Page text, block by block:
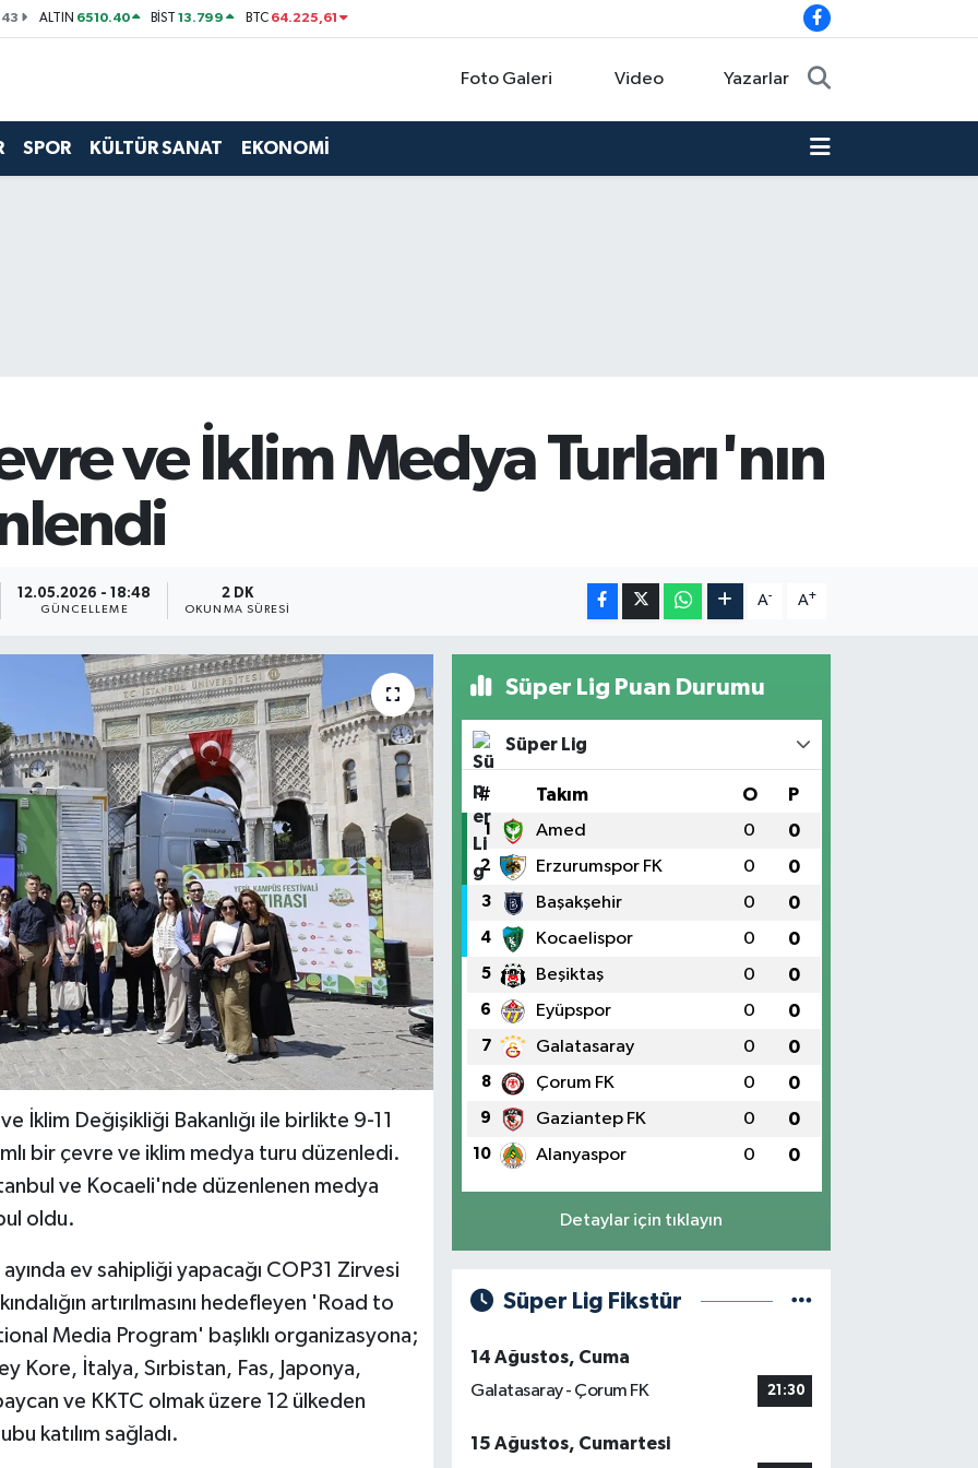
ALTIN 6510.40 BİST13.799 BTC 64.225,61
Foto Galeri Video Yazarlar
SPOR KÜLTÜR SANAT EKONOMİ
ve İklim Medya Turları'nın
12.05.2026 - 18:48
GÜNCELLEME
2 DK
OKUNMA SÜRESI
A- A+
İklim Değişikliği Bakanlığı ile birlikte 9-11
bir çevre ve iklim medya turu düzenledi.
ve Kocaeli'nde düzenlenen medya
oldu.
ev sahipliği yapacağı COP31 Zirvesi
artırılmasını hedefleyen 'Road to
Media Program' başlıklı organizasyona;
Kore, İtalya, Sırbistan, Fas, Japonya,
ve KKTC olmak üzere 12 ülkeden
katılım sağladı.
Süper Lig Puan Durumu
Süper Lig
# Takım O P
1 Amed 0 0
2 Erzurumspor FK 0 0
3 Başakşehir 0 0
4 Kocaelispor 0 0
5 Beşiktaş 0 0
6 Eyüpspor 0 0
7 Galatasaray 0 0
8 Çorum FK 0 0
9 Gaziantep FK 0 0
10 Alanyaspor 0 0
Detaylar için tıklayın
Süper Lig Fikstür
14 Ağustos, Cuma
Galatasaray - Çorum FK
21:30
15 Ağustos, Cumartesi